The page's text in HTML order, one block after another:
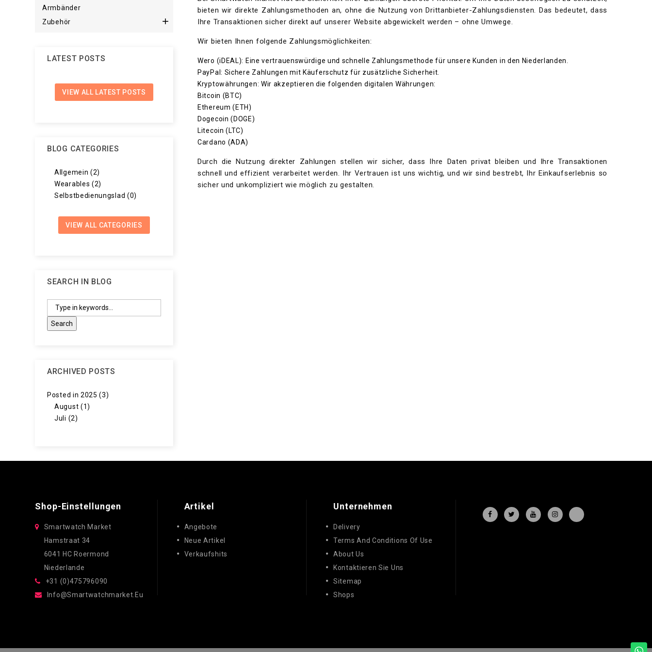
Armbänder
Zubehör

LATEST POSTS
VIEW ALL LATEST POSTS
BLOG CATEGORIES
Allgemein (2)
Wearables (2)
Selbstbedienungslad (0)
VIEW ALL CATEGORIES
SEARCH IN BLOG
ARCHIVED POSTS
Posted in 2025 (3)
August (1)
Juli (2)
bieten wir direkte Zahlungsmethoden an, ohne die Nutzung von Drittanbieter-Zahlungsdiensten. Das bedeutet, dass
Ihre Transaktionen sicher direkt auf unserer Website abgewickelt werden – ohne Umwege.
Wir bieten Ihnen folgende Zahlungsmöglichkeiten:
Wero (iDEAL): Eine vertrauenswürdige und schnelle Zahlungsmethode für unsere Kunden in den Niederlanden.
PayPal: Sichere Zahlungen mit Käuferschutz für zusätzliche Sicherheit.
Kryptowährungen: Wir akzeptieren die folgenden digitalen Währungen:
Bitcoin (BTC)
Ethereum (ETH)
Dogecoin (DOGE)
Litecoin (LTC)
Cardano (ADA)
Durch die Nutzung direkter Zahlungen stellen wir sicher, dass Ihre Daten privat bleiben und Ihre Transaktionen
schnell und effizient verarbeitet werden. Ihr Vertrauen ist uns wichtig, und wir sind bestrebt, Ihr Einkaufserlebnis so
sicher und unkompliziert wie möglich zu gestalten.
Shop-Einstellungen
Smartwatch Market
Hamstraat 34
6041 HC Roermond
Niederlande
+31 (0)475796090
Info@smartwatchmarket.eu
Artikel
Angebote
Neue Artikel
Verkaufshits
Unternehmen
Delivery
Terms And Conditions Of Use
About Us
Kontaktieren Sie Uns
Sitemap
Shops